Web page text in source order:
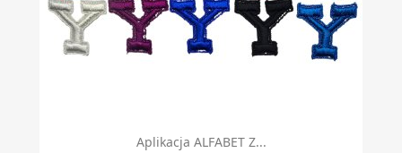
Aplikacja ALFABET Z...